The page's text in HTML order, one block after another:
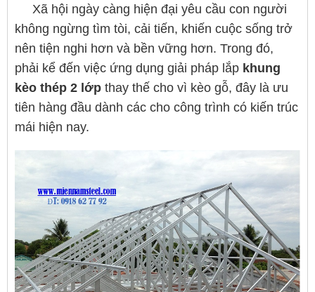
Xã hội ngày càng hiện đại yêu cầu con người
không ngừng tìm tòi, cải tiến, khiến cuộc sống trở
nên tiện nghi hơn và bền vững hơn. Trong đó,
phải kể đến việc ứng dụng giải pháp lắp khung
kèo thép 2 lớp thay thế cho vì kèo gỗ, đây là ưu
tiên hàng đầu dành các cho công trình có kiến trúc
mái hiện nay.